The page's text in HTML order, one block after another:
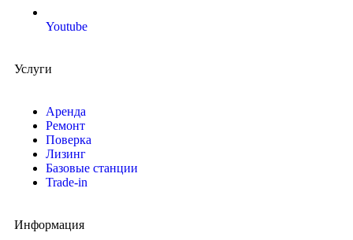
Youtube
Услуги
Аренда
Ремонт
Поверка
Лизинг
Базовые станции
Trade-in
Информация